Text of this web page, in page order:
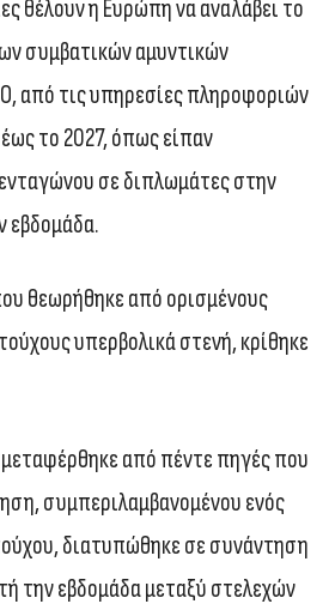
θέλουν η Ευρώπη να αναλάβει το
συμβατικών αμυντικών
από τις υπηρεσίες πληροφοριών
το 2027, όπως είπαν
σε διπλωμάτες στην
εβδομάδα.
θεωρήθηκε από ορισμένους
υπερβολικά στενή, κρίθηκε
από πέντε πηγές που
συμπεριλαμβανομένου ενός
διατυπώθηκε σε συνάντηση
την εβδομάδα μεταξύ στελεχών